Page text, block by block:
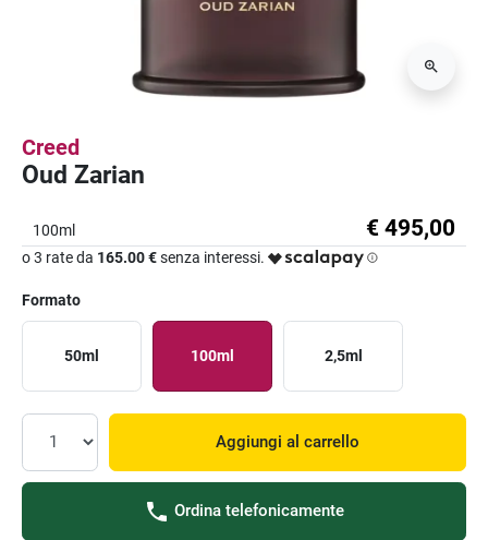
Creed
Oud Zarian
100ml € 495,00
o 3 rate da 165.00 €senza interessi.
Formato
50ml 100ml 2,5ml
Aggiungi al carrello
Ordina telefonicamente